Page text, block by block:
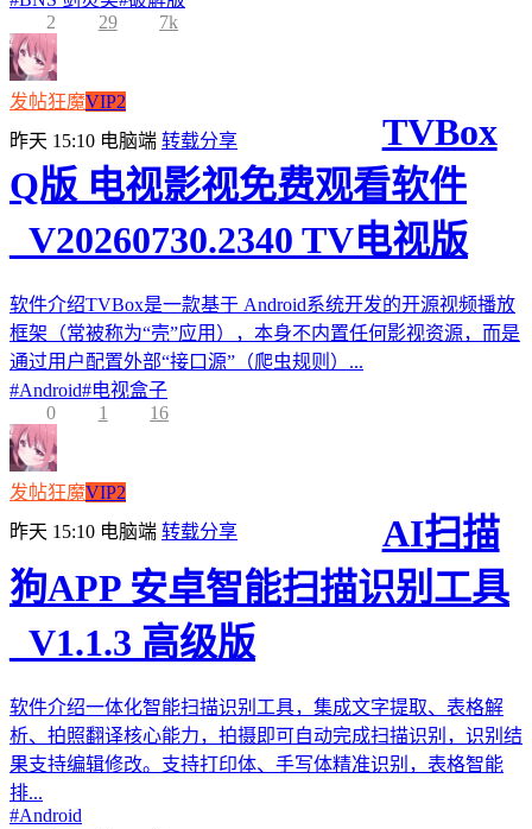
2
29 7k
发帖狂魔VIP2
昨天 15:10 电脑端 转载分享
TVBox
Q版 电视影视免费观看软件
_V20260730.2340 TV电视版
软件介绍TVBox是一款基于 Android系统开发的开源视频播放
框架（常被称为“壳”应用），本身不内置任何影视资源，而是
通过用户配置外部“接口源”（爬虫规则）...
#Android#电视盒子
0
1 16
发帖狂魔VIP2
昨天 15:10 电脑端 转载分享
AI扫描
狗APP 安卓智能扫描识别工具
_V1.1.3 高级版
软件介绍一体化智能扫描识别工具，集成文字提取、表格解
析、拍照翻译核心能力，拍摄即可自动完成扫描识别，识别结
果支持编辑修改。支持打印体、手写体精准识别，表格智能
排...
#Android